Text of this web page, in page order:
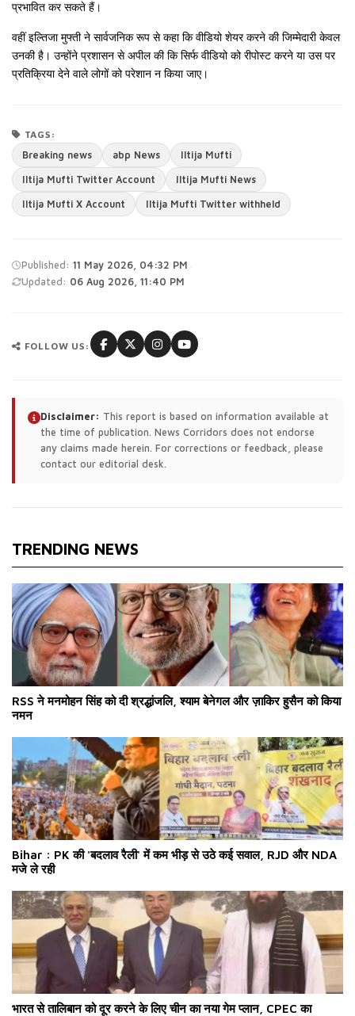
प्रभावित कर सकते हैं।
वहीं इल्तिजा मुफ्ती ने सार्वजनिक रूप से कहा कि वीडियो शेयर करने की जिम्मेदारी केवल
उनकी है। उन्होंने प्रशासन से अपील की कि सिर्फ वीडियो को रीपोस्ट करने या उस पर
प्रतिक्रिया देने वाले लोगों को परेशान न किया जाए।
TAGS:
Breaking news
abp News Iltija Mufti
Iltija Mufti Twitter Account Iltija Mufti News
Iltija Mufti X Account Iltija Mufti Twitter withheld
Published: 11 May 2026, 04:32 PM ·
Updated: 06 Aug 2026, 11:40 PM
FOLLOW US:
Disclaimer: This report is based on information available at
the time of publication. News Corridors does not endorse
any claims made herein. For corrections or feedback, please
contact our editorial desk.
TRENDING NEWS
RSS ने मनमोहन सिंह को दी श्रद्धांजलि, श्याम बेनेगल और ज़ाकिर हुसैन को किया
नमन
Bihar : PK की 'बदलाव रैली' में कम भीड़ से उठे कई सवाल, RJD और NDA
मजे ले रही
भारत से तालिबान को दूर करने के लिए चीन का नया गेम प्लान, CPEC का